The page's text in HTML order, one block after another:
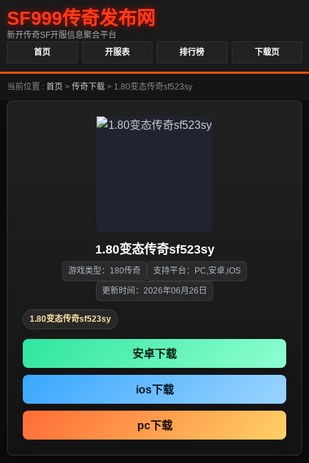
SF999传奇发布网
新开传奇SF开服信息聚合平台
首页
开服表 排行榜 下载页
当前位置 : 首页 > 传奇下载 > 1.80变态传奇sf523sy
1.80变态传奇sf523sy
游戏类型：180传奇 支持平台：PC,安卓,iOS
更新时间：2026年06月26日
1.80变态传奇sf523sy
安卓下载
ios下载
pc下载